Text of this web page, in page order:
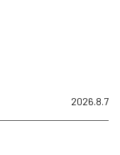
2026.8.7